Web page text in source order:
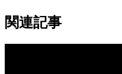
関連記事